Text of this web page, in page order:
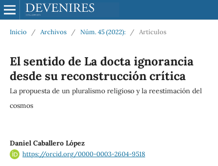
Inicio / Archivos / Núm. 45 (2022): / Artículos
El sentido de La docta ignorancia
desde su reconstrucción crítica
La propuesta de un pluralismo religioso y la reestimación del
cosmos
Daniel Caballero López
https://orcid.org/0000-0003-2604-9518